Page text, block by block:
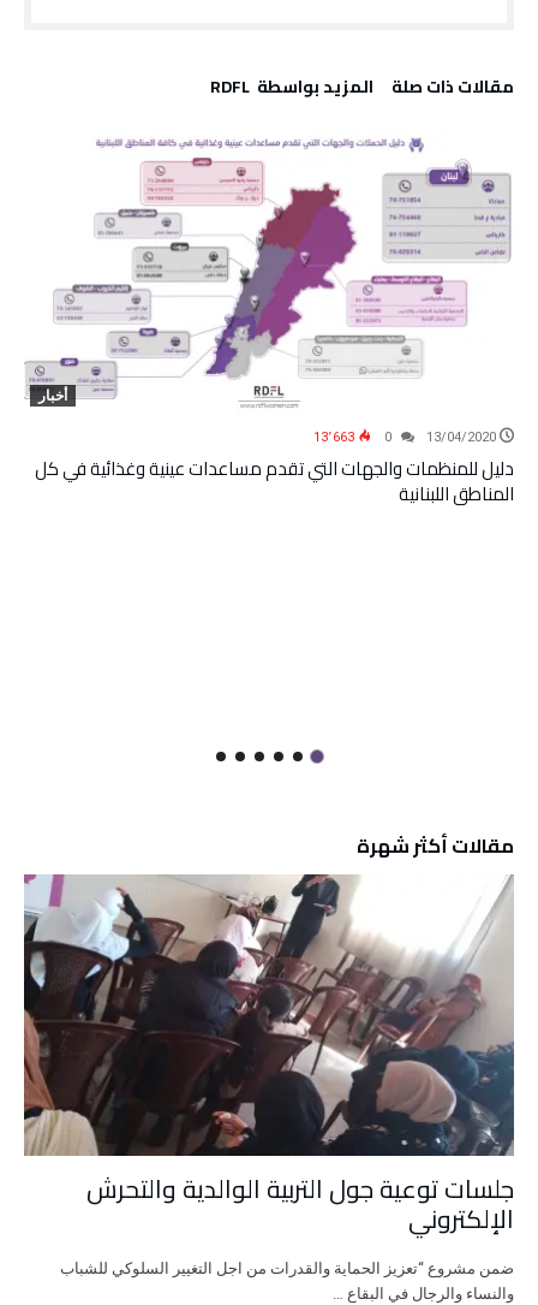
‫مقالات ذات صلة‬ ‫‫المزيد بواسطة‬ ‬ RDFL
أخبار
13/04/2020 13٬663
دليل للمنظمات والجهات التي تقدم مساعدات عينية وغذائية في كل
المناطق اللبنانية
مقالات أكثر شهرة
جلسات توعية جول التربية الوالدية والتحرش
الإلكتروني
ضمن مشروع “تعزيز الحماية والقدرات من اجل التغيير السلوكي للشباب
والنساء والرجال في البقاع …